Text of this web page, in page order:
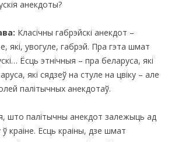
анекдоты?
Класічны габрэйскі анекдот –
які, увогуле, габрэй. Пра гэта шмат
Ёсць этнічныя – пра беларуса, які
які сядзеў на стуле на цвіку – але
палітычных анекдотаў.
што палітычны анекдот залежыць ад
ў краіне. Есць краiны, дзе шмат